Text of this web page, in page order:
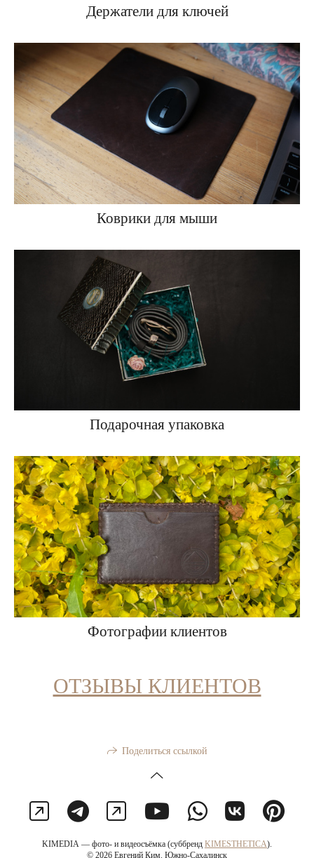
Держатели для ключей
Коврики для мыши
Подарочная упаковка
Фотографии клиентов
ОТЗЫВЫ КЛИЕНТОВ
Поделиться ссылкой
KIMEDIA — фото- и видеосъёмка (суббренд KIMESTHETICA).
© 2026 Евгений Ким. Южно-Сахалинск